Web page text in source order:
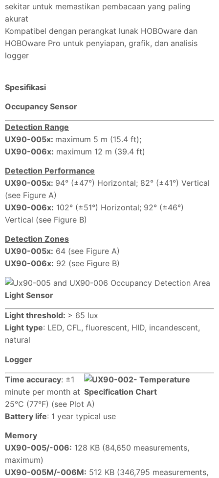
sekitar untuk memastikan pembacaan yang paling
akurat
Kompatibel dengan perangkat lunak HOBOware dan
HOBOware Pro untuk penyiapan, grafik, dan analisis
logger
Spesifikasi
Occupancy Sensor
Detection Range
UX90-005x: maximum 5 m (15.4 ft);
UX90-006x: maximum 12 m (39.4 ft)
Detection Performance
UX90-005x: 94° (±47°) Horizontal; 82° (±41°) Vertical
(see Figure A)
UX90-006x: 102° (±51°) Horizontal; 92° (±46°)
Vertical (see Figure B)
Detection Zones
UX90-005x: 64 (see Figure A)
UX90-006x: 92 (see Figure B)
Light Sensor
Light threshold: > 65 lux
Light type: LED, CFL, fluorescent, HID, incandescent,
natural
Logger
Time accuracy: ±1
minute per month at
25°C (77°F) (see Plot A)
Battery life: 1 year typical use
Memory
UX90-005/-006: 128 KB (84,650 measurements,
maximum)
UX90-005M/-006M: 512 KB (346,795 measurements,